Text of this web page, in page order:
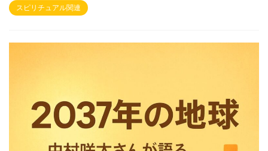
スピリチュアル関連